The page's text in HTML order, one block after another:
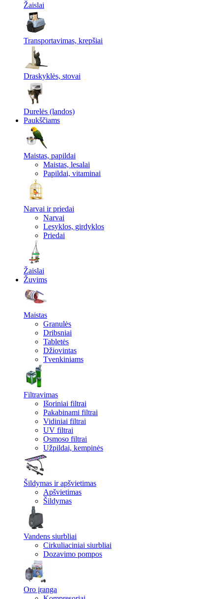
Žaislai
Transportavimas, krepšiai
Draskyklės, stovai
Durelės (landos)
Paukščiams
Maistas, papildai
Maistas, lesalai
Papildai, vitaminai
Narvai ir priedai
Narvai
Lesyklos, girdyklos
Priedai
Žaislai
Žuvims
Maistas
Granulės
Dribsniai
Tabletės
Džiovintas
Tvenkiniams
Filtravimas
Išoriniai filtrai
Pakabinami filtrai
Vidiniai filtrai
UV filtrai
Osmoso filtrai
Užpildai, kempinės
Šildymas ir apšvietimas
Apšvietimas
Šildymas
Vandens siurbliai
Cirkuliaciniai siurbliai
Dozavimo pompos
Oro įranga